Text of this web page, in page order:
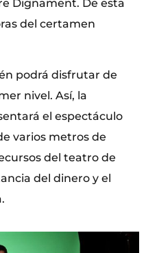
Dignament. De esta
del certamen
podrá disfrutar de
nivel. Así, la
el espectáculo
varios metros de
del teatro de
del dinero y el